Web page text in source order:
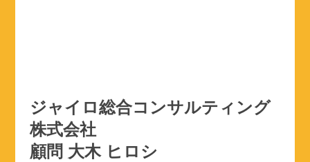
ジャイロ総合コンサルティング
株式会社
顧問 大木 ヒロシ